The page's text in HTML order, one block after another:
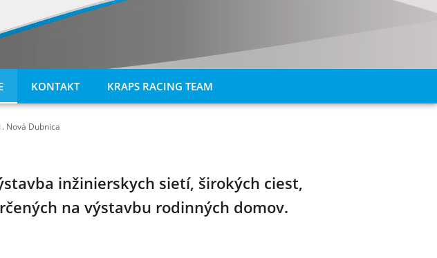
KONTAKT KRAPS RACING TEAM
Nová Dubnica
inžinierskych sietí, širokých ciest,
na výstavbu rodinných domov.